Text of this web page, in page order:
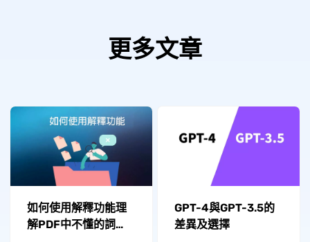
更多文章
如何使用解釋功能理
解PDF中不懂的詞
GPT-4與GPT-3.5的
差異及選擇